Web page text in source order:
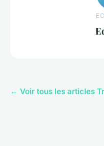
← Voir tous les articles